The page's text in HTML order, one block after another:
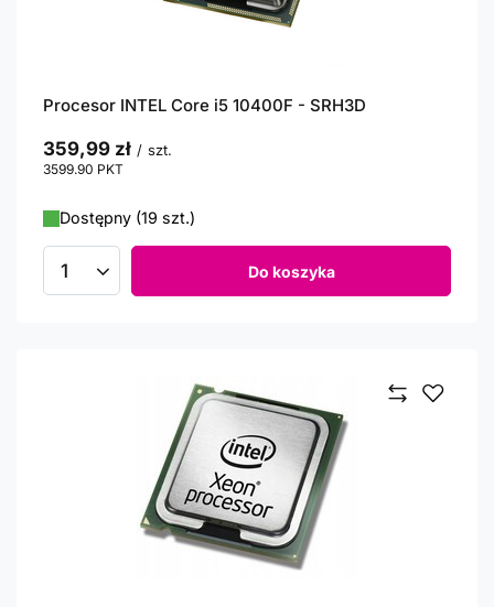
Procesor INTEL Core i5 10400F - SRH3D
359,99 zł / szt.
3599.90 PKT
Dostępny (19 szt.)
Ilość produktów Do koszyka